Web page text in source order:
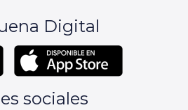
Digital
sociales